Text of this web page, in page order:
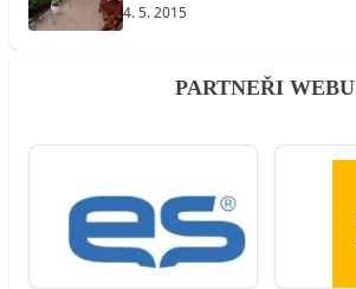
4. 5. 2015
PARTNEŘI WEBU